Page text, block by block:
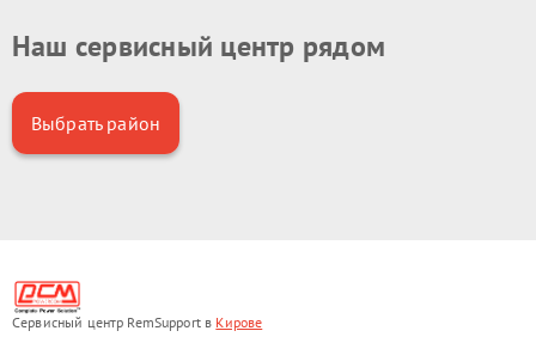
Наш сервисный центр рядом
Выбрать район
Сервисный центр RemSupport в Кирове